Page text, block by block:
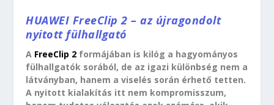
HUAWEI FreeClip 2 – az újragondolt
nyitott fülhallgató
A FreeClip 2 formájában is kilóg a hagyományos
fülhallgatók sorából, de az igazi különbség nem a
látványban, hanem a viselés során érhető tetten.
A nyitott kialakítás itt nem kompromisszum,